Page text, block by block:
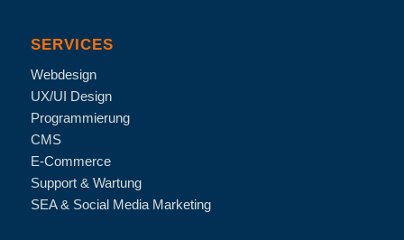
SERVICES
Webdesign
UX/UI Design
Programmierung
CMS
E-Commerce
Support & Wartung
SEA & Social Media Marketing